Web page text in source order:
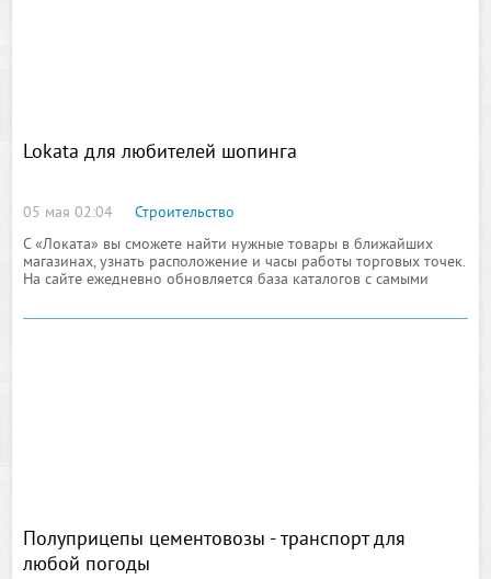
Lokata для любителей шопинга
05 мая 02:04
Строительство
С «Локата» вы сможете найти нужные товары в ближайших
магазинах, узнать расположение и часы работы торговых точек.
На сайте ежедневно обновляется база каталогов с самыми
просматривать с монитора
Полуприцепы цементовозы - транспорт для
любой погоды